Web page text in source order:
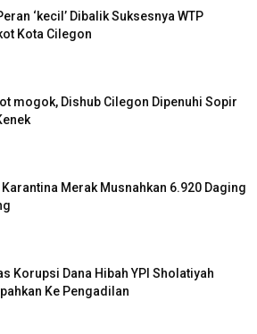
‘kecil’ Dibalik Suksesnya WTP
Kota Cilegon
mogok, Dishub Cilegon Dipenuhi Sopir
Karantina Merak Musnahkan 6.920 Daging
Korupsi Dana Hibah YPI Sholatiyah
Ke Pengadilan